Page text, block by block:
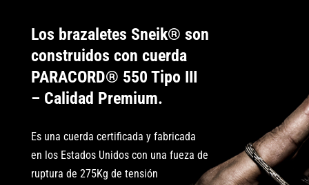
Los brazaletes Sneik® son
construidos con cuerda
PARACORD® 550 Tipo III
– Calidad Premium.
Es una cuerda certificada y fabricada
en los Estados Unidos con una fueza de
ruptura de 275Kg de tensión